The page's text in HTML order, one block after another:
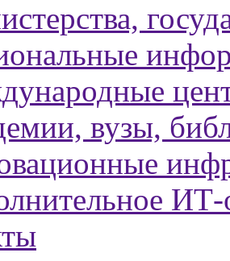
вузы,
ИТ-